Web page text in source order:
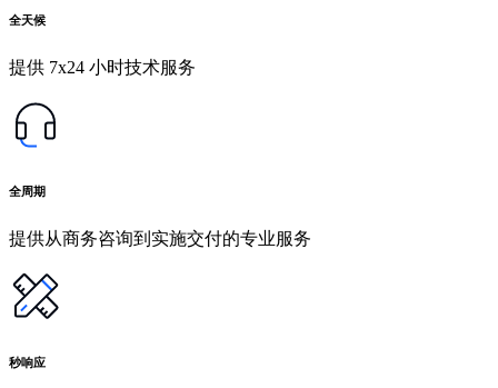
全天候
提供 7x24 小时技术服务
全周期
提供从商务咨询到实施交付的专业服务
秒响应